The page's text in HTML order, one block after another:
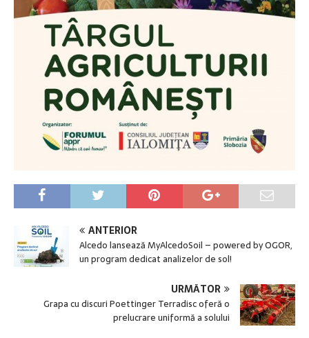
ANTERIOR
Alcedo lansează MyAlcedoSoil – powered by OGOR,
un program dedicat analizelor de sol!
URMĂTOR
Grapa cu discuri Poettinger Terradisc oferă o
prelucrare uniformă a solului